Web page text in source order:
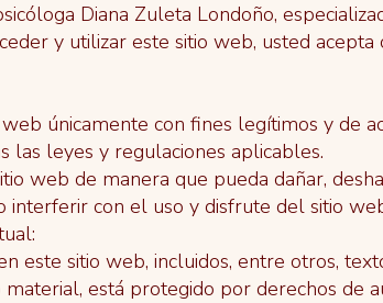
Diana Zuleta Londoño,
y utilizar este sitio web, usted
únicamente con fines legítimos y de
las leyes y regulaciones aplicables.
web de manera que pueda dañar,
interferir con el uso y disfrute del sitio
este sitio web, incluidos, entre otros,
material, está protegido por derechos de